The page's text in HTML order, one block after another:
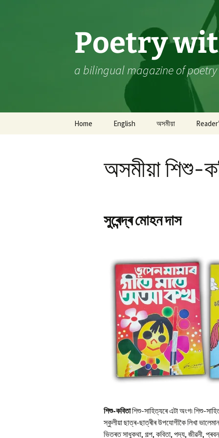
Poetry
a bilingual magazine of poetry
Home English
Prose
অসমীয়া
গদ্য
অসমীয়া শিশু-
সুৰেন্দ্ৰ মোহন দাস
শিশু-কবিতাশিশু-সাহিত্যৰে এটা অংগ৷ শিশু-
স্কুলীয়া ছাত্ৰ-ছাত্ৰীৰ উপযোগীকৈ লিখা
ভিতৰত সাধুকথা, গল্প, কবিতা, পদ্য, জীৱনী,